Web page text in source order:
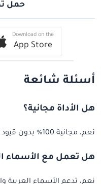
حمل
Download on the
App Store
أسئلة شائعة
هل الأداة مجانية؟
نعم، مجانية 100% بدون قيود أو تسجيل.
هل تعمل مع الأسماء
نعم، تدعم الأسماء العربية